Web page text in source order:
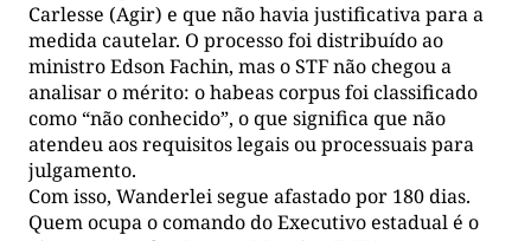
Carlesse (Agir) e que não havia justificativa para a
medida cautelar. O processo foi distribuído ao
ministro Edson Fachin, mas o STF não chegou a
analisar o mérito: o habeas corpus foi classificado
como “não conhecido”, o que significa que não
atendeu aos requisitos legais ou processuais para
julgamento.
Com isso, Wanderlei segue afastado por 180 dias.
Quem ocupa o comando do Executivo estadual é o